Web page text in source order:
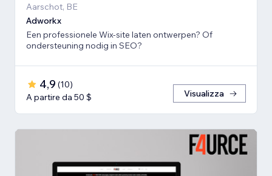
Aarschot, BE
Adworkx
Een professionele Wix-site laten ontwerpen? Of
ondersteuning nodig in SEO?
4,9 (10)
A partire da 50 $
Visualizza